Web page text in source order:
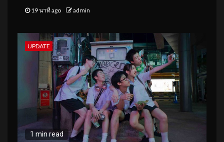
19 นาที ago admin
UPDATE
1 min read